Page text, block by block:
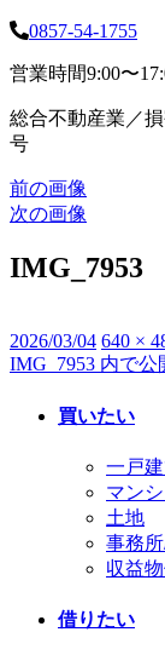
0857-54-1755
営業時間9:00〜
総合不動産業／
号
前の画像
次の画像
IMG_7953
投
稿
2026/03/04 フ
ル
イ
640 ×
投
IMG_7953 内で公
買いたい
一戸
マン
土地
事務
収益
借りたい